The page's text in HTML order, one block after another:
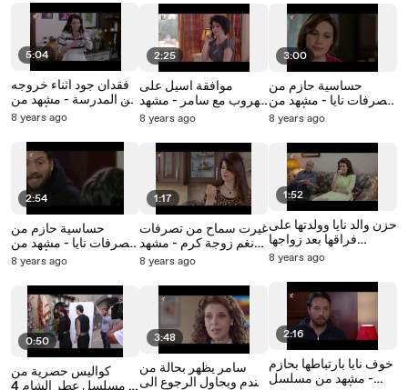
5:04
فقدان جود اثناء خروجه
من المدرسة - مشهد من
مسلسل فرصة أخيرة -
8 years ago
2:54
حساسية حازم من
تصرفات نايا - مشهد من
مسلسل فرصة أخيرة -
8 years ago
0:50
كواليس حصرية من
مسلسل عطر الشام 4 -
2:25
موافقة اسيل على
الهروب مع سامر - مشهد
من مسلسل فرصة
8 years ago
1:17
غيرت سماح من تصرفات
نغم زوجة كرم - مشهد
من مسلسل فرصة
8 years ago
3:48
سامر يظهر بحالة من
الندم وبحاول الرجوع الى
3:00
حساسية حازم من
تصرفات نايا - مشهد من
مسلسل فرصة أخيرة -
8 years ago
1:52
حزن والد نايا وولدتها على
فراقها بعد زواجها
وانتقالها الى بيت زوجها
مسلسل فرصة أخيرة
8 years ago
2:16
خوف نايا بارتباطها بحازم
- مشهد من مسلسل